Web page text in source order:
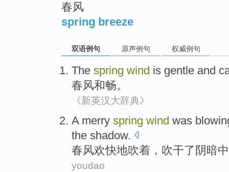
春风
spring breeze
双语例句 原声例句 权威例句
The spring wind is gentle and
春风和畅。
《新英汉大辞典》
A merry spring wind was
the shadow.
春风欢快地吹着，吹干了阴暗中
youdao